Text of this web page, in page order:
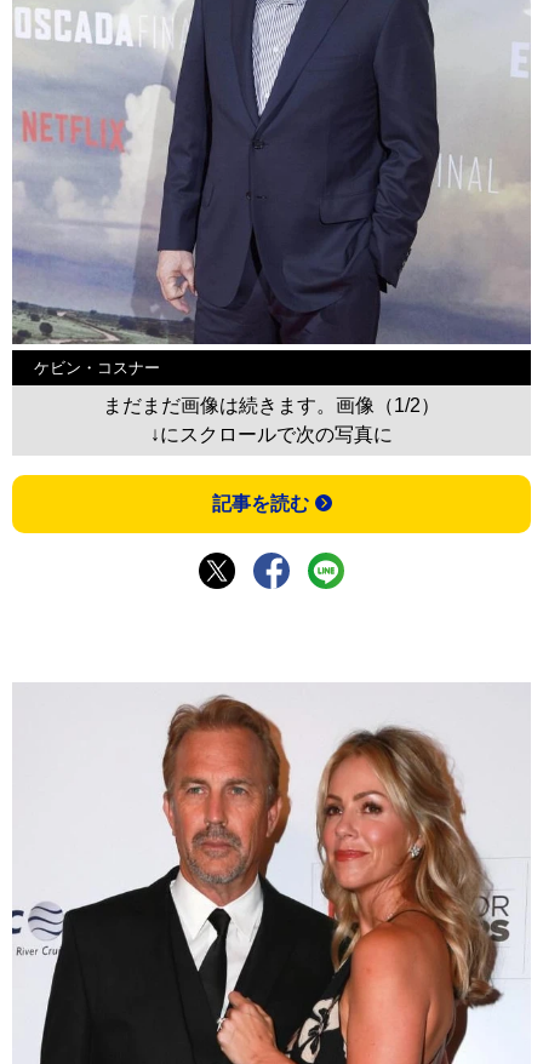
ケビン・コスナー
まだまだ画像は続きます。画像（1/2）
↓にスクロールで次の写真に
記事を読む